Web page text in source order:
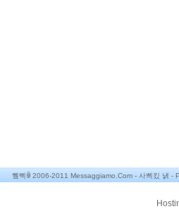
쀀삑ꂌ 2006-2011 Messaggiamo.Com - 사쁴킸 냵 -